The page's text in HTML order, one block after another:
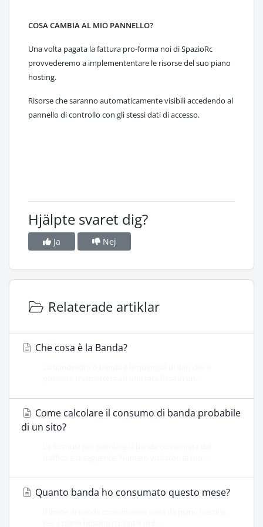
COSA CAMBIA AL MIO PANNELLO?
Una volta pagata la fattura pro-forma noi di SpazioRc
provvederemo a implemententare le risorse del suo piano
hosting.
Risorse che saranno automaticamente visibili accedendo al
pannello di controllo con gli stessi dati di accesso.
Hjälpte svaret dig?
Ja Nej
Relaterade artiklar
Che cosa è la Banda?
Come calcolare il consumo di banda probabile
di un sito?
Quanto banda ho consumato questo mese?